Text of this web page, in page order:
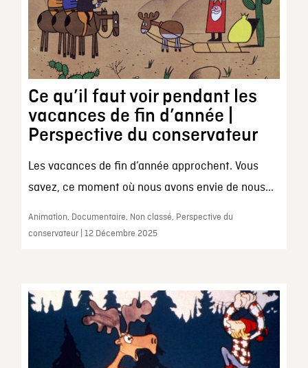
Ce qu’il faut voir pendant les
vacances de fin d’année |
Perspective du conservateur
Les vacances de fin d’année approchent. Vous
savez, ce moment où nous avons envie de nous...
Animation, Documentaire, Non classé, Perspective du
conservateur | 12 Décembre 2025